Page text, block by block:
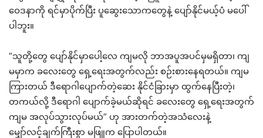
ဝေဒနာကို ရင်မှာပိုက်ပြီး ပူဆွေးသောကတွေနဲ့ ပျော်နိုင်မယ့်ပံ မပေါ်
ပါဘူး။
“သူတို့တွေ ပျော်နိုင်မှာပေါ့လေ ကျမလို ဘာအပူအပင်မှမရှိတာ၊ ကျ
မမှာက ခလေးတွေ ရှေ့ရေးအတွက်လည်း စဉ်းစားနေရတယ်။ ကျမ
ကြားတယ် ဒီရောဂါပျောက်တဲ့ဆေး နိုင်ငံခြားမှာ ထွက်နေပြီးတဲ့၊
တကယ်လို့ ဒီရောဂါ ပျောက်ခဲ့မယ်ဆိုရင် ခလေးတွေ ရှေ့ရေးအတွက်
ကျမ အလုပ်သွားလုပ်မယ်” ဟု အားတက်တဲ့အသံလေးနဲ့
မျှော်လင့်ချက်ကြီးစွာ မဖြူက ပြောပါတယ်။